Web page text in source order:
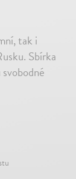
tak i
Sbírka